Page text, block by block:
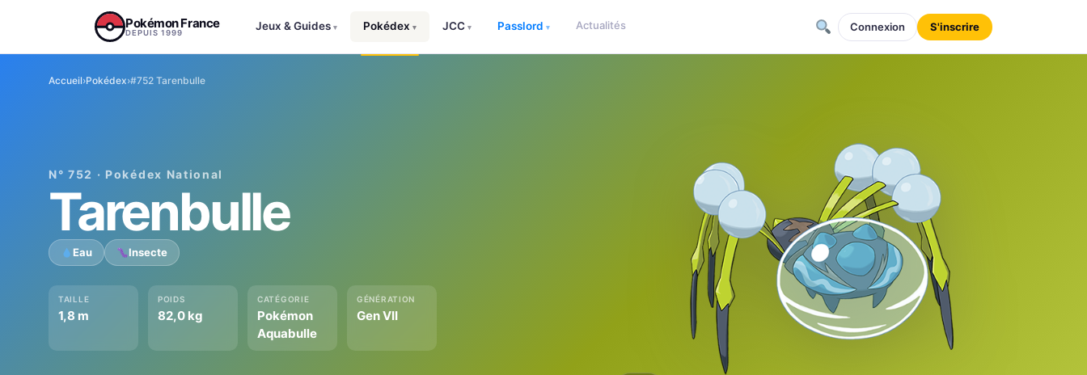
Pokémon France
DEPUIS 1999
Jeux & Guides ▾ Pokédex ▾ JCC ▾ Passlord ▾ Actualités Connexion S'inscrire
Accueil›Pokédex›#752 Tarenbulle
N° 752 · Pokédex National
Tarenbulle
Eau Insecte
TAILLE
1,8 m
POIDS
82,0 kg
CATÉGORIE
Pokémon
Aquabulle
GÉNÉRATION
Gen VII